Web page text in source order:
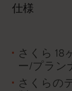
仕様
さくら 18
ー/プラン
さくらの